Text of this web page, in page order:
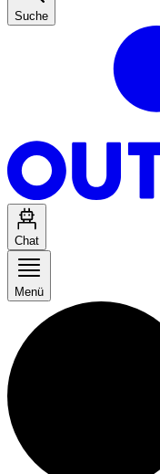
Suche
Chat
Menü